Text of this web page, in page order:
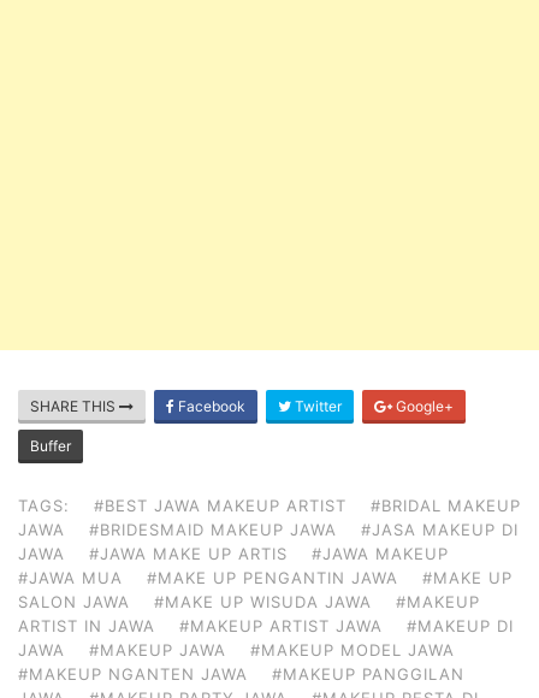
SHARE THIS Facebook Twitter Google+
Buffer
TAGS: #BEST JAWA MAKEUP ARTIST
#BRIDAL MAKEUP
JAWA
#BRIDESMAID MAKEUP JAWA
#JASA MAKEUP DI
JAWA
#JAWA MAKE UP ARTIS
#JAWA MAKEUP
#JAWA MUA
#MAKE UP PENGANTIN JAWA
#MAKE UP
SALON JAWA
#MAKE UP WISUDA JAWA
#MAKEUP
ARTIST IN JAWA
#MAKEUP ARTIST JAWA
#MAKEUP DI
JAWA
#MAKEUP JAWA
#MAKEUP MODEL JAWA
#MAKEUP NGANTEN JAWA
#MAKEUP PANGGILAN